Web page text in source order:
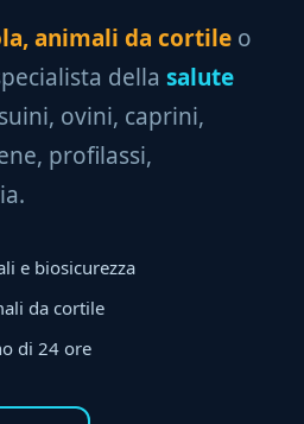
animali da cortile o
della salute
ovini, caprini,
profilassi,
e biosicurezza
da cortile
di 24 ore